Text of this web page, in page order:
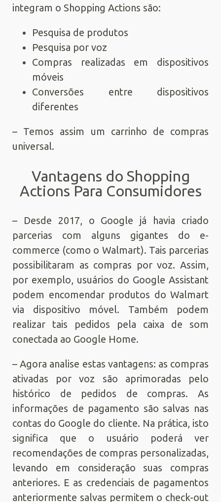
integram o Shopping Actions são:
Pesquisa de produtos
Pesquisa por voz
Compras realizadas em dispositivos
móveis
Conversões entre dispositivos
diferentes
– Temos assim um carrinho de compras
universal.
Vantagens do Shopping
Actions Para Consumidores
– Desde 2017, o Google já havia criado
parcerias com alguns gigantes do e-
commerce (como o Walmart). Tais parcerias
possibilitaram as compras por voz. Assim,
por exemplo, usuários do Google Assistant
podem encomendar produtos do Walmart
via dispositivo móvel. Também podem
realizar tais pedidos pela caixa de som
conectada ao Google Home.
– Agora analise estas vantagens: as compras
ativadas por voz são aprimoradas pelo
histórico de pedidos de compras. As
informações de pagamento são salvas nas
contas do Google do cliente. Na prática, isto
significa que o usuário poderá ver
recomendações de compras personalizadas,
levando em consideração suas compras
anteriores. E as credenciais de pagamentos
anteriormente salvas permitem o check-out